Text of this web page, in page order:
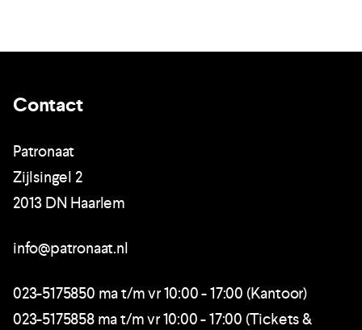
Contact
Patronaat
Zijlsingel 2
2013 DN Haarlem
info@patronaat.nl
023-5175850 ma t/m vr 10:00 - 17:00 (Kantoor)
023-5175858 ma t/m vr 10:00 - 17:00 (Tickets &